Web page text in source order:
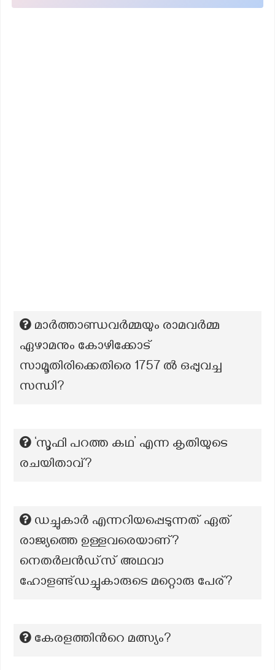
മാർത്താണ്ഡവർമ്മയും രാമവർമ്മ
ഏഴാമനും കോഴിക്കോട്
സാമൂതിരിക്കെതിരെ 1757 ൽ ഒപ്പുവച്ച
സന്ധി?
‘സൂഫി പറത്ത കഥ’ എന്ന കൃതിയുടെ
രചയിതാവ്?
ഡച്ചുകാർ എന്നറിയപ്പെടുന്നത് ഏത്
രാജ്യത്തെ ഉള്ളവരെയാണ്?
നെതർലൻഡ്സ് അഥവാ
ഹോളണ്ട്ഡച്ചുകാരുടെ മറ്റൊരു പേര്?
കേരളത്തിന്‍റെ മത്സ്യം?